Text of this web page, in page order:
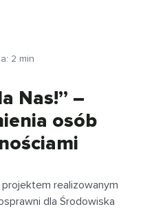
2 min
Nas!” –
osób
realizowanym
dla Środowiska